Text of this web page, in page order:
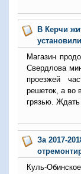
В Керчи
Магазин
Свердлова
проезжей
решеток, а во
грязью.
За 2017-
Куль-